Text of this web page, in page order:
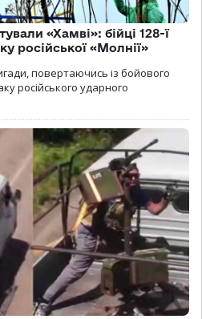
«Хамві»: бійці 128-ї
російської «Молнії»
повертаючись із бойового
російського ударного